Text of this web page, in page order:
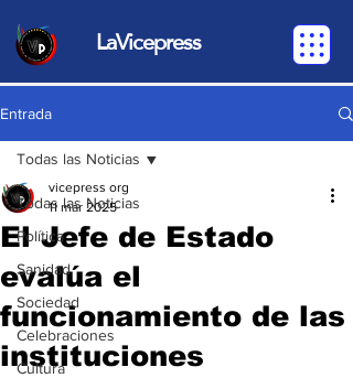
LaVicepress
Entrada
Todas las Noticias
Política
Sanidad
Sociedad
Celebraciones
Cultura
Todas las Noticias
El Jefe de Estado
evalúa el
funcionamiento de las
instituciones
vicepress org
11 mar 2025